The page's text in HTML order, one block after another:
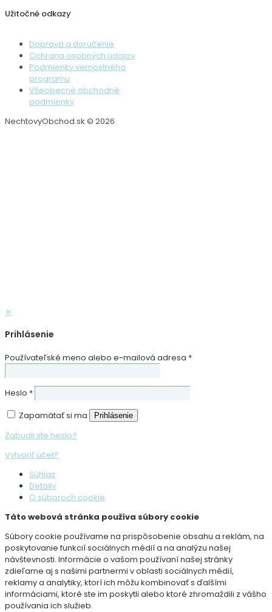
Užitočné odkazy
Doprava a doručenie
Ochrana osobných údajov
Podmienky vernostného
programu
Všeobecné obchodné
podmienky
NechtovyObchod.sk © 2026
✕
Prihlásenie
Používateľské meno alebo e-mailová adresa *
Heslo *
Zapamätať si ma
Prihlásenie
Zabudli ste heslo?
Vytvoriť účet?
Súhlas
Detaily
O súboroch cookie
Táto webová stránka používa súbory cookie
Súbory cookie používame na prispôsobenie obsahu a reklám, na
poskytovanie funkcií sociálnych médií a na analýzu našej
návštevnosti. Informácie o vašom používaní našej stránky
zdieľame aj s našimi partnermi v oblasti sociálnych médií,
reklamy a analytiky, ktorí ich môžu kombinovať s ďalšími
informáciami, ktoré ste im poskytli alebo ktoré zhromaždili z vášho
používania ich služieb.